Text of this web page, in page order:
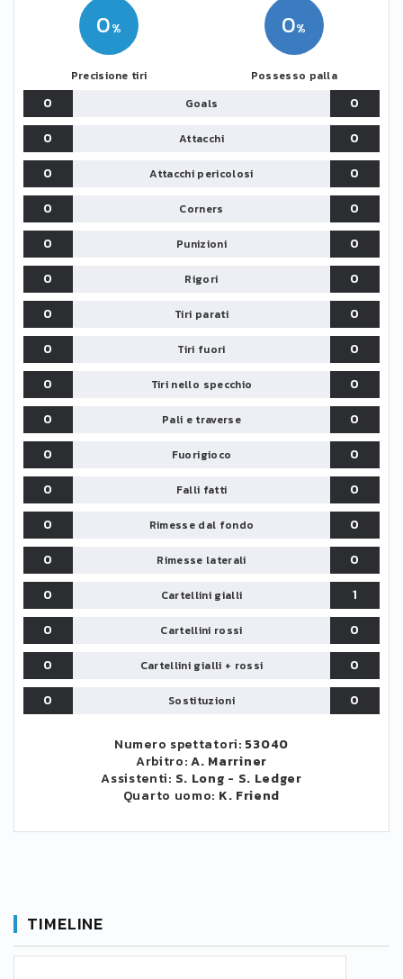
0
Precisione tiri
0
Possesso palla
0 Goals
0
0
Attacchi
0
0
Attacchi pericolosi
0
0
Corners
0
0
Punizioni
0
0
Rigori
0
0
Tiri parati
0
0
Tiri fuori
0
0
Tiri nello specchio
0
0
Pali e traverse
0
0
Fuorigioco
0
0
Falli fatti
0
0
Rimesse dal fondo
0
0
Rimesse laterali
0
0
Cartellini gialli
1
0
Cartellini rossi
0
0
Cartellini gialli + rossi
0
0
Sostituzioni 0
Numero spettatori: 53040
Arbitro:A. Marriner
Assistenti: S. Long - S. Ledger
Quarto uomo: K. Friend
TIMELINE